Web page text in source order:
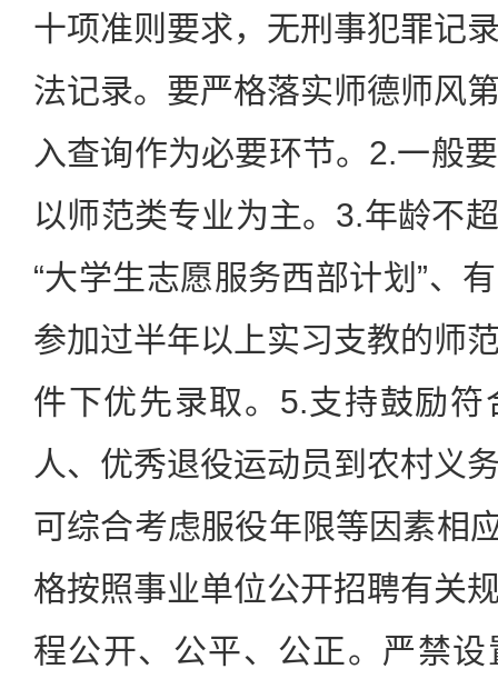
十项准则要求，无刑事犯罪记
法记录。要严格落实师德师风
入查询作为必要环节。2.一般
以师范类专业为主。3.年龄不
“大学生志愿服务西部计划”、
参加过半年以上实习支教的师
件下优先录取。5.支持鼓励
人、优秀退役运动员到农村义
可综合考虑服役年限等因素相
格按照事业单位公开招聘有关
程公开、公平、公正。严禁